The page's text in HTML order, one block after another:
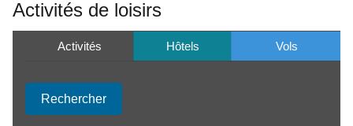
Activités de loisirs
Activités Hôtels Vols
Rechercher